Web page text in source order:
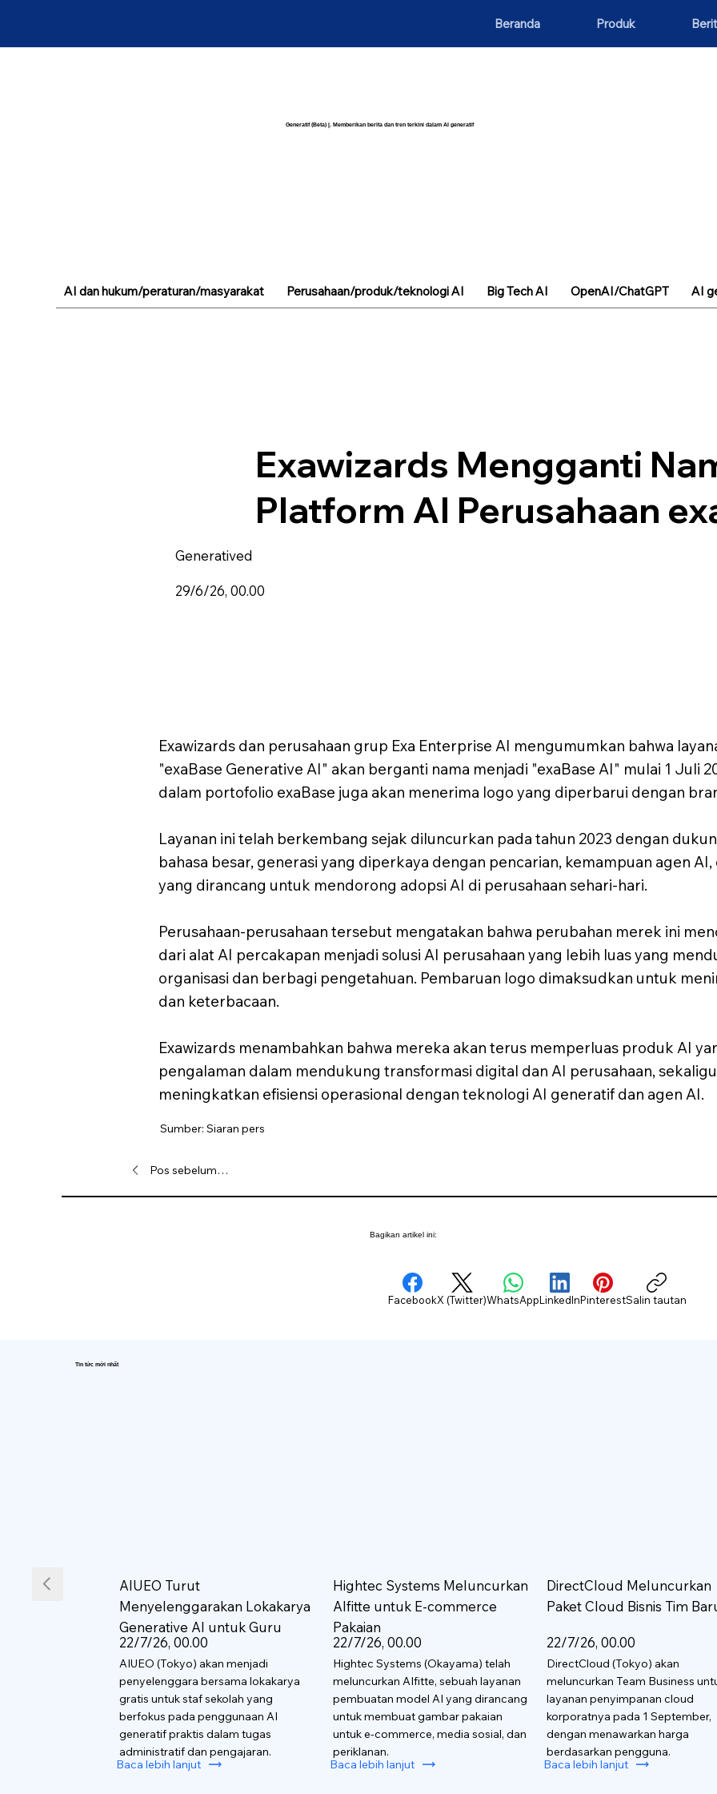
Beranda Produk
Generatif (Beta) |. Memberikan berita dan tren terkini dalam AI generatif
Exawizards Mengganti
Platform AI Perusahaan
Generatived
29/6/26, 00.00
Exawizards dan perusahaan grup Exa Enterprise AI mengumumkan bahwa
"exaBase Generative AI" akan berganti nama menjadi "exaBase AI" mulai 1 Juli
dalam portofolio exaBase juga akan menerima logo yang diperbarui dengan
Layanan ini telah berkembang sejak diluncurkan pada tahun 2023 dengan
bahasa besar, generasi yang diperkaya dengan pencarian, kemampuan agen
yang dirancang untuk mendorong adopsi AI di perusahaan sehari-hari.
Perusahaan-perusahaan tersebut mengatakan bahwa perubahan merek ini
dari alat AI percakapan menjadi solusi AI perusahaan yang lebih luas yang
organisasi dan berbagi pengetahuan. Pembaruan logo dimaksudkan untuk
dan keterbacaan.
Exawizards menambahkan bahwa mereka akan terus memperluas produk AI
pengalaman dalam mendukung transformasi digital dan AI perusahaan,
meningkatkan efisiensi operasional dengan teknologi AI generatif dan agen AI.
Sumber: Siaran pers
Pos sebelumnya
Bagikan artikel ini:
FacebookX (Twitter)WhatsAppLinkedInPinterestSalin tautan
Tin tức mới nhất
AIUEO Turut
Menyelenggarakan Lokakarya
Generative AI untuk Guru
22/7/26, 00.00
AIUEO (Tokyo) akan menjadi
penyelenggara bersama lokakarya
gratis untuk staf sekolah yang
berfokus pada penggunaan AI
generatif praktis dalam tugas
administratif dan pengajaran.
Baca lebih lanjut
Hightec Systems Meluncurkan
AIfitte untuk E-commerce
Pakaian
22/7/26, 00.00
Hightec Systems (Okayama) telah
meluncurkan AIfitte, sebuah layanan
pembuatan model AI yang dirancang
untuk membuat gambar pakaian
untuk e-commerce, media sosial, dan
periklanan.
Baca lebih lanjut
DirectCloud Meluncurkan
Paket Cloud Bisnis Tim
22/7/26, 00.00
DirectCloud (Tokyo) akan
meluncurkan Team Business
layanan penyimpanan cloud
korporatnya pada 1 September,
dengan menawarkan harga
berdasarkan pengguna.
Baca lebih lanjut
AI dan hukum/peraturan/masyarakat Perusahaan/produk/teknologi AI Big Tech AI OpenAI/ChatGPT AI